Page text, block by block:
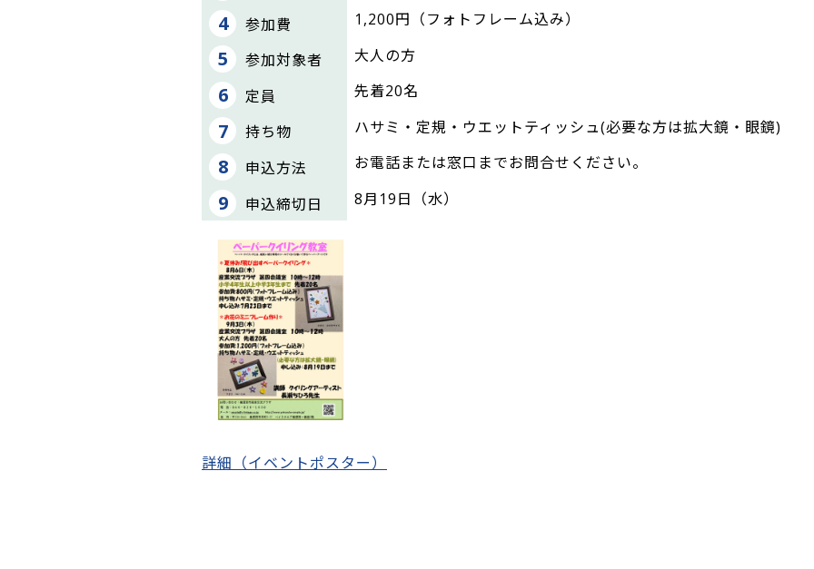
参加費 1,200円（フォトフレーム込み）
参加対象者 大人の方
定員 先着20名
持ち物 ハサミ・定規・ウエットティッシュ(必要な方は拡大鏡・眼鏡)
申込方法 お電話または窓口までお問合せください。
申込締切日 8月19日（水）
詳細（イベントポスター）